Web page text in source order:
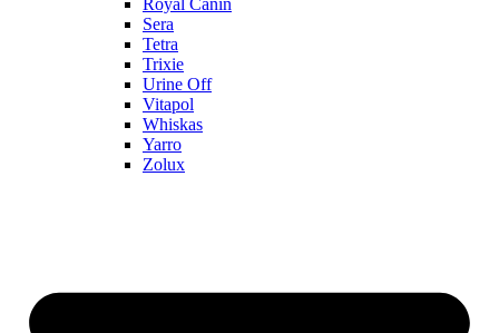
Royal Canin
Sera
Tetra
Trixie
Urine Off
Vitapol
Whiskas
Yarro
Zolux